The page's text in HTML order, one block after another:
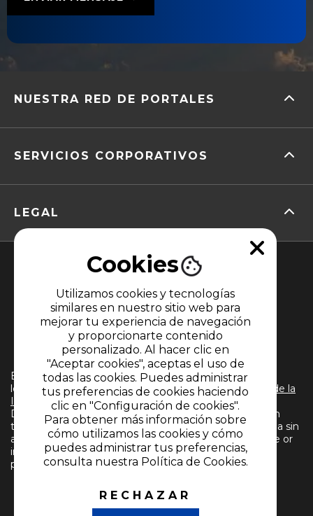
NUESTRA RED DE PORTALES
SERVICIOS CORPORATIVOS
LEGAL
MIEMBRO DE
El uso de este sitio web implica la aceptación de
los
Términos y condicionesy Políticas de Tratamiento de la
Información de CARACOL TELEVISIÓN S.A. Todos los
Derechos Reservados D.R.A. Prohibida su reproducción
total o parcial, así como su traducción a cualquier idioma sin
autorización escrita de su titular. Reproduction in whole or
in part, or translation without written permission is
prohibited. All rights reserved 2024.
Cookies
Utilizamos cookies y tecnologías
similares en nuestro sitio web para
mejorar tu experiencia de navegación
y proporcionarte contenido
personalizado. Al hacer clic en
"Aceptar cookies", aceptas el uso de
todas las cookies. Puedes administrar
tus preferencias de cookies haciendo
clic en "Configuración de cookies".
Para obtener más información sobre
cómo utilizamos las cookies y cómo
puedes administrar tus preferencias,
consulta nuestra Política de Cookies.
RECHAZAR